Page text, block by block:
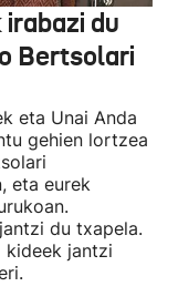
du
Bertsolari
eta Unai Anda
gehien lortzea
eta eurek
du txapela.
jantzi